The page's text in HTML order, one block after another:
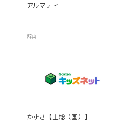
アルマティ
辞典
かずさ【上総（国）】